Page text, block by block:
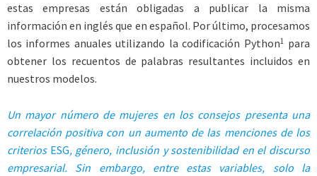
estas empresas están obligadas a publicar la misma
información en inglés que en español. Por último, procesamos
los informes anuales utilizando la codificación Python1
para
obtener los recuentos de palabras resultantes incluidos en
nuestros modelos.
Un mayor número de mujeres en los consejos presenta una
correlación positiva con un aumento de las menciones de los
criterios ESG, género, inclusión y sostenibilidad en el discurso
empresarial. Sin embargo, entre estas variables, solo la